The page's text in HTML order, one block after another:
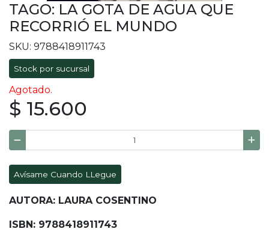
TAGO: LA GOTA DE AGUA QUE
RECORRIÓ EL MUNDO
SKU: 9788418911743
Stock por sucursal
Agotado.
$ 15.600
Avísame Cuando LLegue
AUTORA: LAURA COSENTINO
ISBN: 9788418911743